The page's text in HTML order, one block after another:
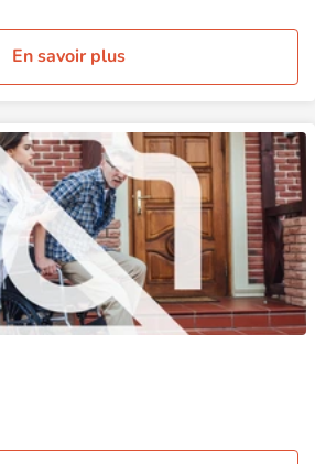
En savoir plus